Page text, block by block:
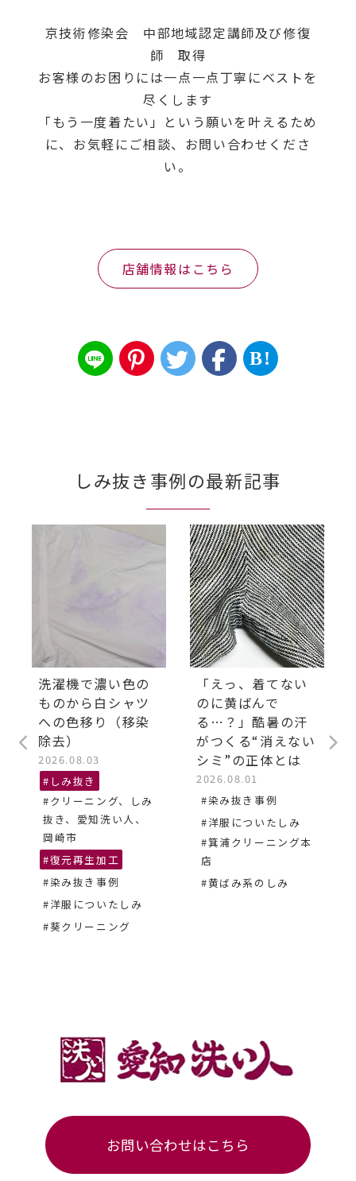
京技術修染会 中部地域認定講師及び修復
師 取得
お客様のお困りには一点一点丁寧にベストを
尽くします
「もう一度着たい」という願いを叶えるため
に、お気軽にご相談、お問い合わせくださ
い。
店舗情報はこちら
B!
しみ抜き事例の最新記事
洗濯機で濃い色の
ものから白シャツ
への色移り（移染
除去）
2026.08.03
#しみ抜き
#クリーニング、しみ
抜き、愛知洗い人、
岡崎市
#復元再生加工
#染み抜き事例
#洋服についたしみ
#葵クリーニング
「えっ、着てない
のに黄ばんで
る…？」酷暑の汗
がつくる“消えない
シミ”の正体とは
2026.08.01
#染み抜き事例
#洋服についたしみ
#箕浦クリーニング本
店
#黄ばみ系のしみ
お問い合わせはこちら